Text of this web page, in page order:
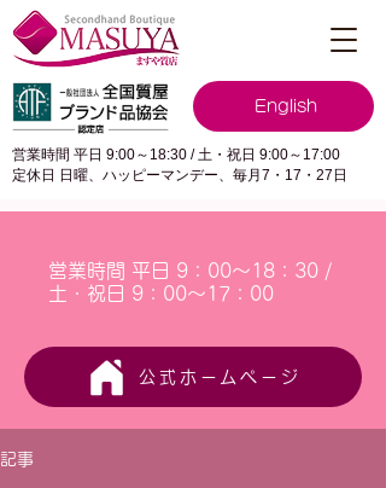
English
営業時間 平日 9:00～18:30 / 土・祝日 9:00～17:00
定休日 日曜、ハッピーマンデー、毎月7・17・27日
営業時間 平日 9：00～18：30 /
土・祝日 9：00～17：00
公式ホームページ
記事